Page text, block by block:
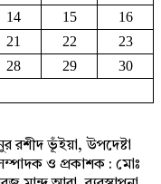
14 15
16
21 22
23
28 29
30
রশীদ ভূঁইয়া, উপদেষ্টা
ও প্রকাশক : মোঃ